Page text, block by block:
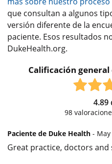
que consultan a algunos
versión diferente de la
paciente. Esos resultados
DukeHealth.org.
Calificación
4.89
98
Paciente de Duke Health -
Great practice, doctors and